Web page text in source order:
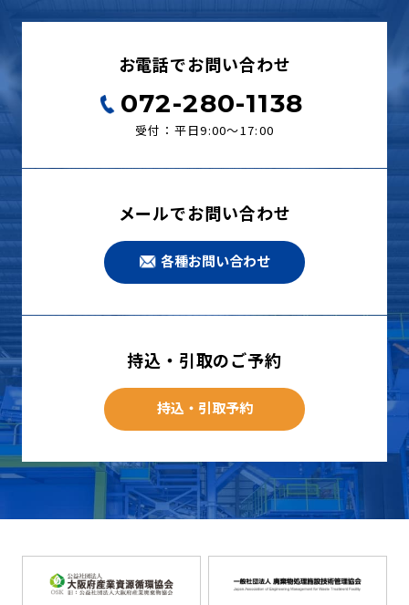
お電話でお問い合わせ
072-280-1138
受付：平日9:00〜17:00
メールでお問い合わせ
各種お問い合わせ
持込・引取のご予約
持込・引取予約